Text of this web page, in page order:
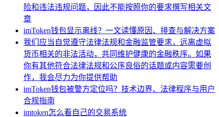
险和违法违规问题，因此不能按照你的要求撰写相关文
章
imToken钱包显示离线？一文读懂原因、排查与解决方案
我们应当自觉遵守法律法规和金融监管要求，远离虚拟
货币相关的非法活动，共同维护健康的金融秩序。如果
你有其他符合法律法规和公序良俗的话题或内容需要创
作，我会尽力为你提供帮助
imToken钱包被警方定位吗？技术边界、法律程序与用户
合规指南
imtoken怎么看自己的交易系统